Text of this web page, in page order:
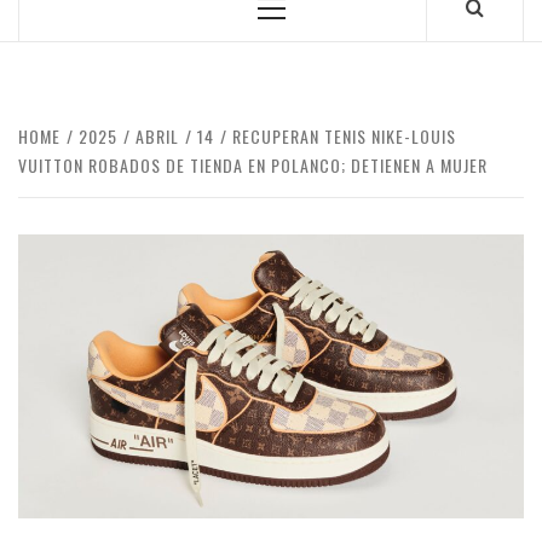
HOME 2025 ABRIL 14
RECUPERAN TENIS NIKE-LOUIS
VUITTON ROBADOS DE TIENDA EN POLANCO; DETIENEN A MUJER